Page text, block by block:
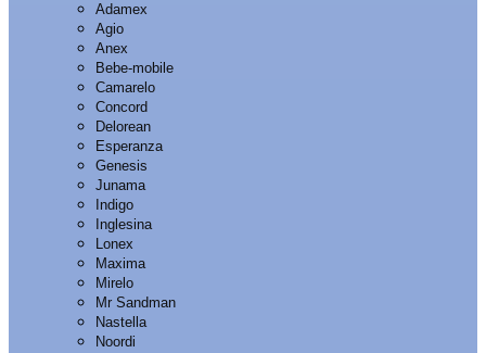
Adamex
Agio
Anex
Bebe-mobile
Camarelo
Concord
Delorean
Esperanza
Genesis
Junama
Indigo
Inglesina
Lonex
Maxima
Mirelo
Mr Sandman
Nastella
Noordi